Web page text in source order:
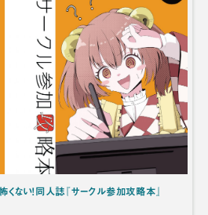
ない！同人誌『サークル参加攻略本』